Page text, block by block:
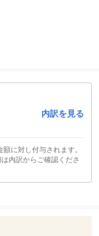
内訳を見る
に対し付与されます。
内訳からご確認くださ